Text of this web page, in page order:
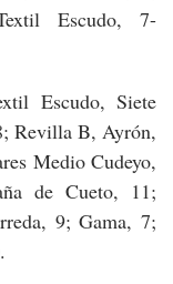
Escudo, 7-
Escudo, Siete
Revilla B, Ayrón,
Medio Cudeyo,
de Cueto, 11;
9; Gama, 7;